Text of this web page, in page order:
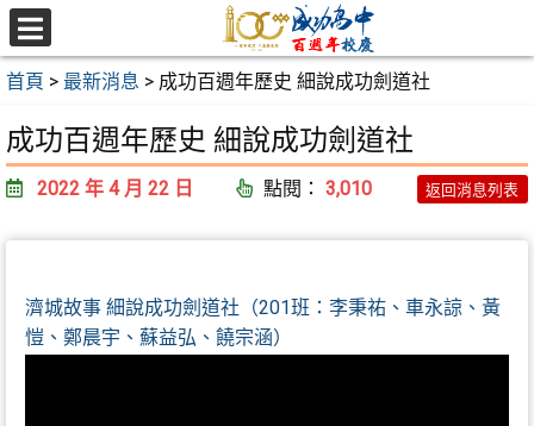
跳
至
主
內
容
區
首頁 > 最新消息 > 成功百週年歷史 細說成功劍道社
成功百週年歷史 細說成功劍道社
2022 年 4 月 22 日 點閱： 3,010 返回消息列表
濟城故事 細說成功劍道社（201班：李秉祐、車永諒、黃
愷、鄭晨宇、蘇益弘、饒宗涵）
選
單